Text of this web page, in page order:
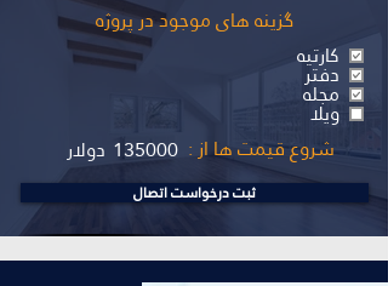
گزینه های موجود در پروژه
کارتیه
دفتر
مجله
ویلا
دولار
شروع قیمت ها از : 135000
ثبت درخواست اتصال